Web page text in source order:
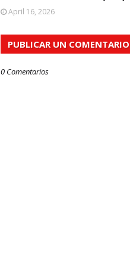
April 16, 2026
PUBLICAR UN COMENTARIO
0 Comentarios